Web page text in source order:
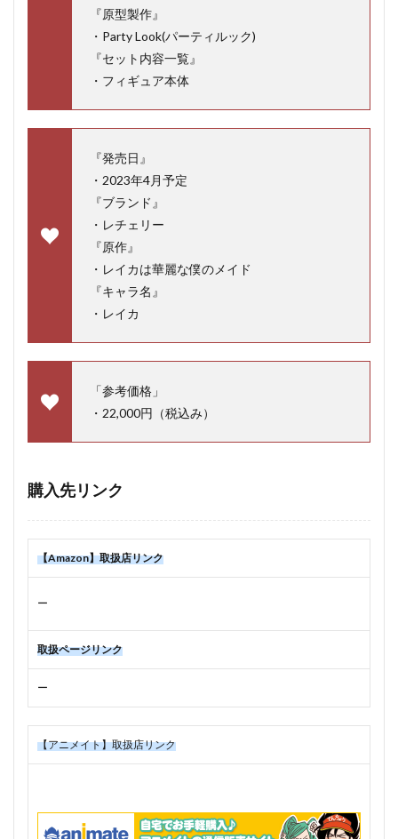
『原型製作』
・Party Look(パーティルック)
『セット内容一覧』
・フィギュア本体
『発売日』
・2023年4月予定
『ブランド』
・レチェリー
『原作』
・レイカは華麗な僕のメイド
『キャラ名』
・レイカ
「参考価格」
・22,000円（税込み）
購入先リンク
【Amazon】取扱店リンク
ー
取扱ページリンク
ー
【アニメイト】取扱店リンク